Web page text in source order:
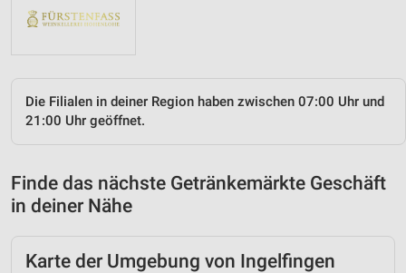
Die Filialen in deiner Region haben zwischen 07:00 Uhr und
21:00 Uhr geöffnet.
Finde das nächste Getränkemärkte Geschäft
in deiner Nähe
Karte der Umgebung von Ingelfingen